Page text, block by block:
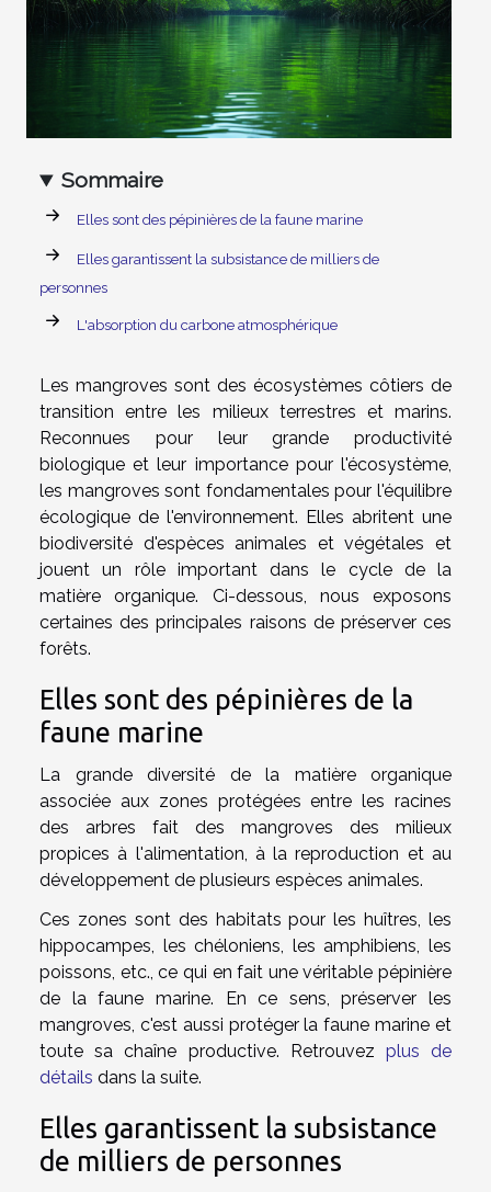
Sommaire
Elles sont des pépinières de la faune marine
Elles garantissent la subsistance de milliers de
personnes
L'absorption du carbone atmosphérique
Les mangroves sont des écosystèmes côtiers de
transition entre les milieux terrestres et marins.
Reconnues pour leur grande productivité
biologique et leur importance pour l'écosystème,
les mangroves sont fondamentales pour l'équilibre
écologique de l'environnement. Elles abritent une
biodiversité d'espèces animales et végétales et
jouent un rôle important dans le cycle de la
matière organique. Ci-dessous, nous exposons
certaines des principales raisons de préserver ces
forêts.
Elles sont des pépinières de la
faune marine
La grande diversité de la matière organique
associée aux zones protégées entre les racines
des arbres fait des mangroves des milieux
propices à l'alimentation, à la reproduction et au
développement de plusieurs espèces animales.
Ces zones sont des habitats pour les huîtres, les
hippocampes, les chéloniens, les amphibiens, les
poissons, etc., ce qui en fait une véritable pépinière
de la faune marine. En ce sens, préserver les
mangroves, c'est aussi protéger la faune marine et
toute sa chaîne productive. Retrouvez plus de
détails dans la suite.
Elles garantissent la subsistance
de milliers de personnes